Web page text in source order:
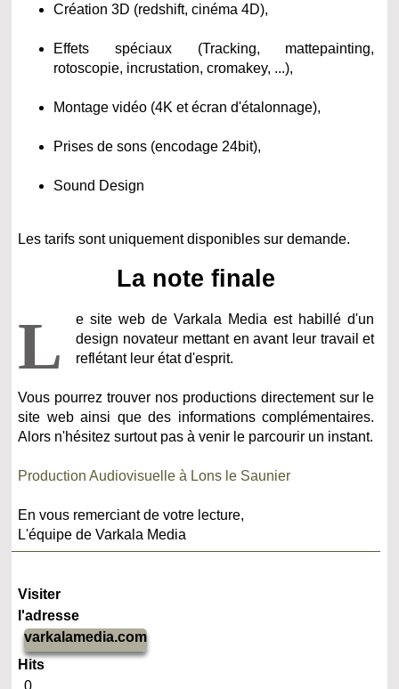
Création 3D (redshift, cinéma 4D),
Effets spéciaux (Tracking, mattepainting,
rotoscopie, incrustation, cromakey, ...),
Montage vidéo (4K et écran d'étalonnage),
Prises de sons (encodage 24bit),
Sound Design
Les tarifs sont uniquement disponibles sur demande.
La note finale
L
e site web de Varkala Media est habillé d'un
design novateur mettant en avant leur travail et
reflétant leur état d'esprit.
Vous pourrez trouver nos productions directement sur le
site web ainsi que des informations complémentaires.
Alors n'hésitez surtout pas à venir le parcourir un instant.
Production Audiovisuelle à Lons le Saunier
En vous remerciant de votre lecture,
L'équipe de Varkala Media
Visiter
l'adresse
varkalamedia.com
Hits